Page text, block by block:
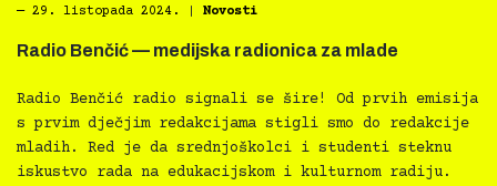
― 29. listopada 2024. Novosti
Radio Benčić — medijska radionica za mlade
Radio Benčić radio signali se šire! Od prvih emisija
s prvim dječjim redakcijama stigli smo do redakcije
mladih. Red je da srednjoškolci i studenti steknu
iskustvo rada na edukacijskom i kulturnom radiju.